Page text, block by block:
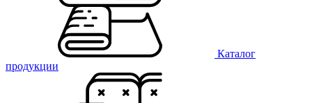
Каталог
продукции